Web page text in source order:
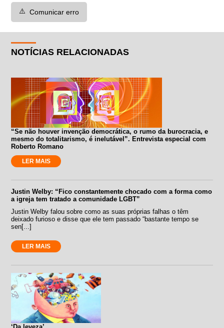
⚠️ Comunicar erro
NOTÍCIAS RELACIONADAS
“Se não houver invenção democrática, o rumo da burocracia, e
mesmo do totalitarismo, é inelutável”. Entrevista especial com
Roberto Romano
LER MAIS
Justin Welby: “Fico constantemente chocado com a forma como
a igreja tem tratado a comunidade LGBT”
Justin Welby falou sobre como as suas próprias falhas o têm
deixado furioso e disse que ele tem passado “bastante tempo se
sen[...]
LER MAIS